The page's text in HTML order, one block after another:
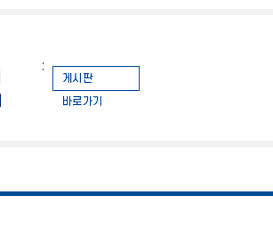
:
게시판
바로가기